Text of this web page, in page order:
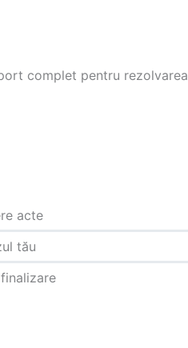
complet pentru rezolvarea
acte
tău